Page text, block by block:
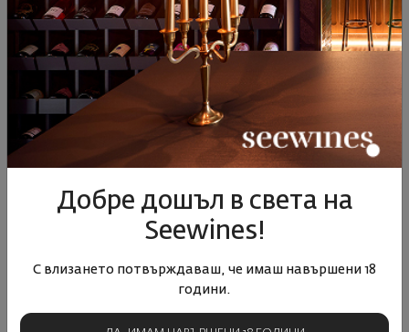
7107 € 13900 лв. 7107 13900 лв.
Рипаросо Монтепулчано
Рипаросо Монтепулчано
Добре дошъл в света на
Seewines!
С влизането потвърждаваш, че имаш навършени 18
години.